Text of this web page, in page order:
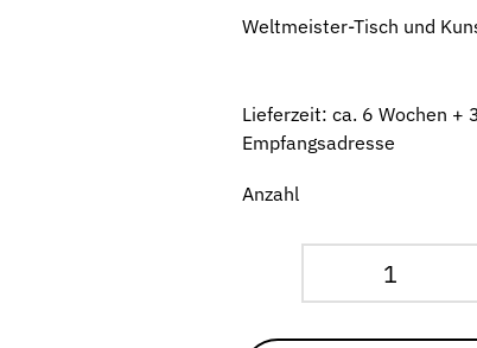
Weltmeister-Tisch und
Lieferzeit: ca. 6 Wochen +
Empfangsadresse
Anzahl
Zeus